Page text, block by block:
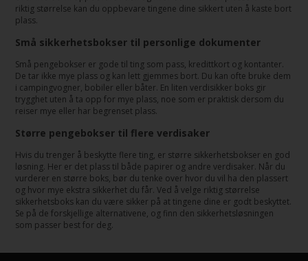
riktig størrelse kan du oppbevare tingene dine sikkert uten å kaste bort
plass.
Små sikkerhetsbokser til personlige dokumenter
Små pengebokser er gode til ting som pass, kredittkort og kontanter.
De tar ikke mye plass og kan lett gjemmes bort. Du kan ofte bruke dem
i campingvogner, bobiler eller båter. En liten verdisikker boks gir
trygghet uten å ta opp for mye plass, noe som er praktisk dersom du
reiser mye eller har begrenset plass.
Større pengebokser til flere verdisaker
Hvis du trenger å beskytte flere ting, er større sikkerhetsbokser en god
løsning. Her er det plass til både papirer og andre verdisaker. Når du
vurderer en større boks, bør du tenke over hvor du vil ha den plassert
og hvor mye ekstra sikkerhet du får. Ved å velge riktig størrelse
sikkerhetsboks kan du være sikker på at tingene dine er godt beskyttet.
Se på de forskjellige alternativene, og finn den sikkerhetsløsningen
som passer best for deg.